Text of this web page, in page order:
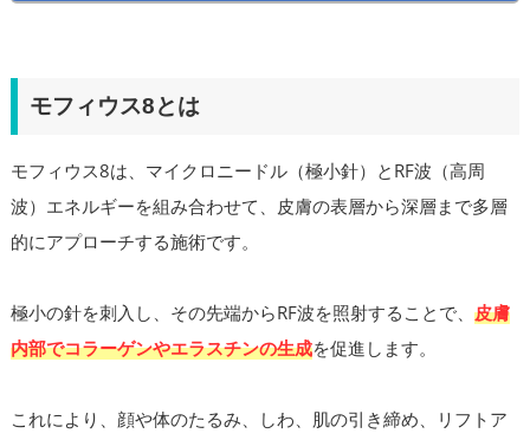
モフィウス8とは
モフィウス8は、マイクロニードル（極小針）とRF波（高周
波）エネルギーを組み合わせて、皮膚の表層から深層まで多層
的にアプローチする施術です。
極小の針を刺入し、その先端からRF波を照射することで、 皮膚
内部でコラーゲンやエラスチンの生成を促進します。
これにより、顔や体のたるみ、しわ、肌の引き締め、リフトア